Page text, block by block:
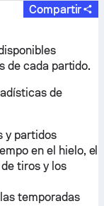
Compartir
de cada partido.
de
y partidos
en el hielo, el
tiros y los
temporadas